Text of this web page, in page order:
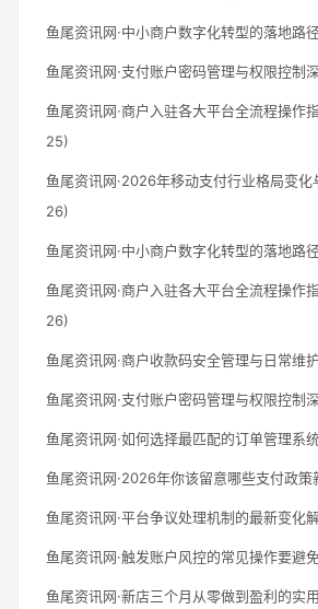
鱼尾资讯网·中小商户数字化转型的落地路
鱼尾资讯网·支付账户密码管理与权限控制
鱼尾资讯网·商户入驻各大平台全流程操作
25)
鱼尾资讯网·2026年移动支付行业格局变
26)
鱼尾资讯网·中小商户数字化转型的落地路
鱼尾资讯网·商户入驻各大平台全流程操作
26)
鱼尾资讯网·商户收款码安全管理与日常维
鱼尾资讯网·支付账户密码管理与权限控制
鱼尾资讯网·如何选择最匹配的订单管理系
鱼尾资讯网·2026年你该留意哪些支付政
鱼尾资讯网·平台争议处理机制的最新变化
鱼尾资讯网·触发账户风控的常见操作要避
鱼尾资讯网·新店三个月从零做到盈利的实